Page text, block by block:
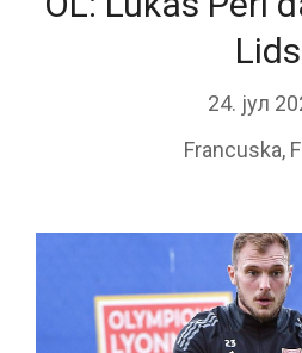
Lids
24. јул
Francuska,